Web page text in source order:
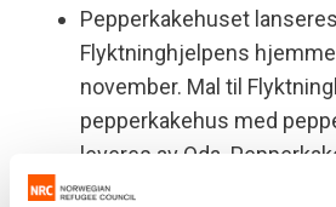
Pepperkakehuset
Flyktninghjelpens
november. Mal til
pepperkakehus med
leveres av Oda.
bestilles fra Oda